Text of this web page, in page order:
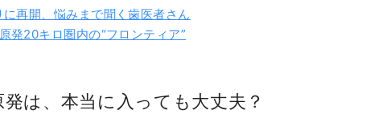
再開、悩みまで聞く歯医者さん
発20キロ圏内の“フロンティア”
発は、本当に入っても大丈夫？